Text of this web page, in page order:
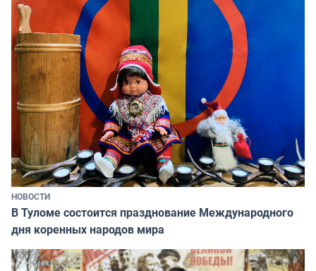
НОВОСТИ
В Туломе состоится празднование Международного
дня коренных народов мира